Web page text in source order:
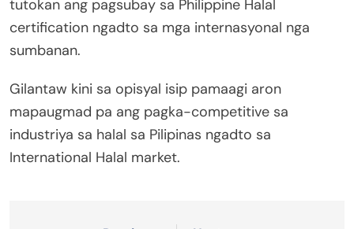
tutokan ang pagsubay sa Philippine Halal
certification ngadto sa mga internasyonal nga
sumbanan.
Gilantaw kini sa opisyal isip pamaagi aron
mapaugmad pa ang pagka-competitive sa
industriya sa halal sa Pilipinas ngadto sa
International Halal market.